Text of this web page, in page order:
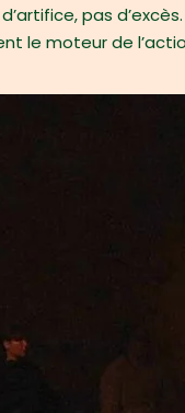
pas
le moteur de